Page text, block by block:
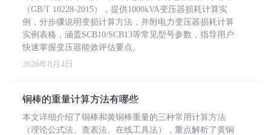
（GB/T 10228-2015），提供1000kVA变压器损耗计算实
例，分步骤说明变损计算方法，并附电力变压器损耗计算
实例表格，涵盖SCB10/SCB13等常见型号参数，指导用户
快速掌握变压器能效评估要点。
2026年8月4日
铜棒的重量计算方法有哪些
本文详细介绍了铜棒和黄铜棒重量的三种常用计算方法
（理论公式法、查表法、在线工具法），重点解析了黄铜